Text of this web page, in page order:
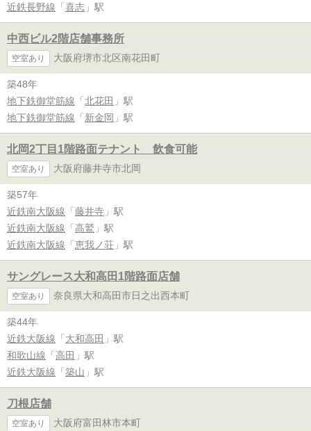
近鉄長野線 「 喜志 」駅
中西ビル2階店舗事務所
空室あり 大阪府堺市北区南花田町
築48年
地下鉄御堂筋線 「 北花田 」駅
地下鉄御堂筋線 「 新金岡 」駅
北岡2丁目1階路面テナント 飲食可能
空室あり 大阪府藤井寺市北岡
築57年
近鉄南大阪線 「 藤井寺 」駅
近鉄南大阪線 「 高鷲 」駅
近鉄南大阪線 「 恵我ノ荘 」駅
サングレース大和高田1階路面店舗
空室あり 奈良県大和高田市日之出西本町
築44年
近鉄大阪線 「 大和高田 」駅
和歌山線 「 高田 」駅
近鉄大阪線 「 築山 」駅
刀根店舗
空室あり 大阪府富田林市本町